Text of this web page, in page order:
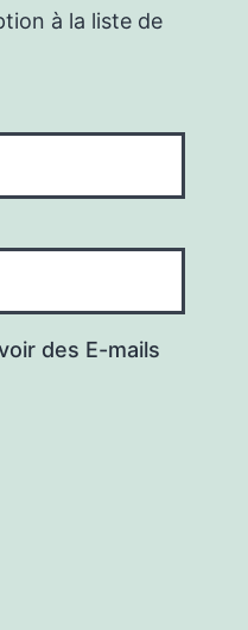
à la liste de
des E-mails